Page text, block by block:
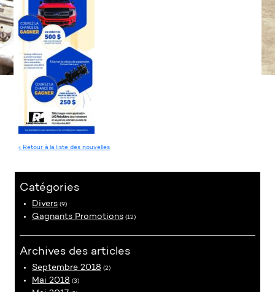
« Retour à la liste des nouvelles
Catégories
Divers(9)
Gagnants Promotions(12)
Archives des articles
Septembre 2018 (2)
Mai 2018 (3)